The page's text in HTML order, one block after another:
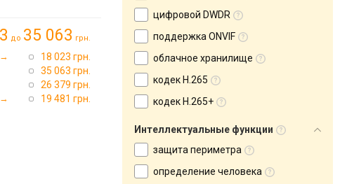
до 35 063 грн.
→ 18 023 грн.
35 063 грн.
26 379 грн.
→ 19 481 грн.
цифровой DWDR
поддержка ONVIF
облачное хранилище
кодек H.265
кодек H.265+
Интеллектуальные функции
защита периметра
определение человека